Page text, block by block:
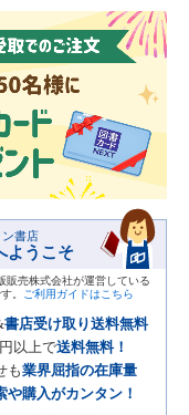
書店
ようこそ
販売株式会社が運営している
。
ご利用ガイドはこちら
書店受け取り送料無料
以上で送料無料！
も業界屈指の在庫量
や購入がカンタン！